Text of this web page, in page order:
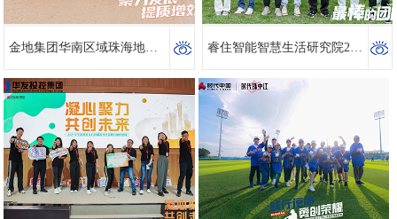
金地集团华南区域珠海地产公司2022年年度团建 睿住智能智慧生活研究院2022团建活动